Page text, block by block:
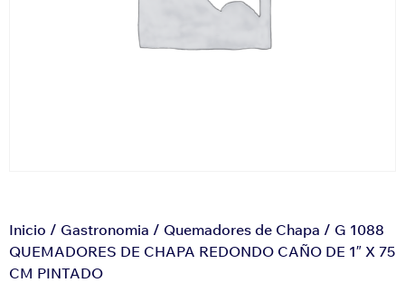
Inicio / Gastronomia / Quemadores de Chapa / G 1088
QUEMADORES DE CHAPA REDONDO CAÑO DE 1″ X 75
CM PINTADO